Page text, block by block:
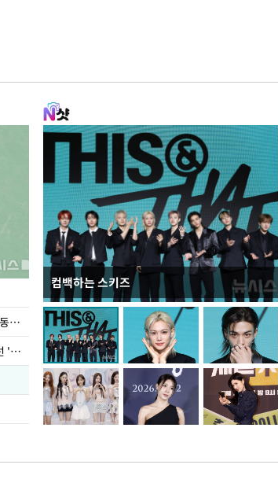
더불어민주당 당대표·최고위원 후보 합동연설회
주택용지 검토 알려지자... 신속히 늘어선 '근조화환'
컴백하는 스키즈
이번주 국회에는 무슨 일이? [뉴시스국회토pic]